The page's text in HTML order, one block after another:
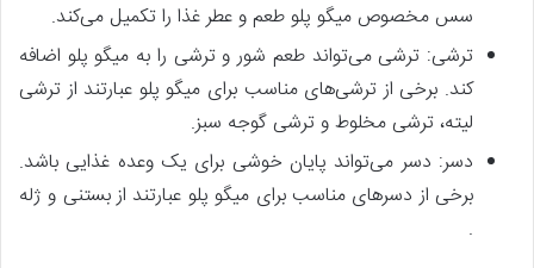
سس مخصوص میگو پلو طعم و عطر غذا را تکمیل می‌کند.
ترشی: ترشی می‌تواند طعم شور و ترشی را به ‌‌میگو پلو اضافه
کند. برخی از ترشی‌های مناسب برای میگو پلو عبارتند از ترشی
لیته، ترشی مخلوط و ترشی گوجه سبز.
دسر: دسر می‌تواند پایان خوشی برای یک وعده غذایی باشد.
برخی از دسرهای مناسب برای میگو پلو عبارتند از بستنی و ژله
.